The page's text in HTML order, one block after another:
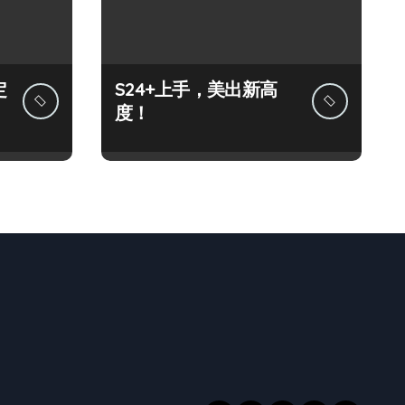
S24+上手，美出新高
度！